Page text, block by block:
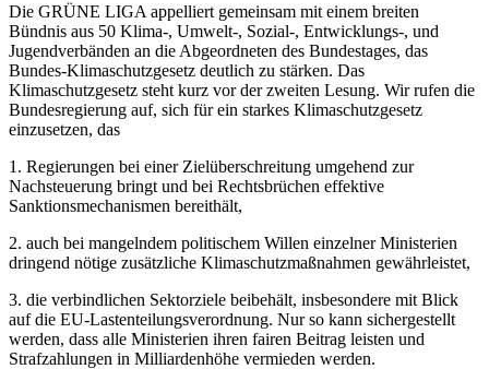
Die GRÜNE LIGA appelliert gemeinsam mit einem breiten
Bündnis aus 50 Klima-, Umwelt-, Sozial-, Entwicklungs-, und
Jugendverbänden an die Abgeordneten des Bundestages, das
Bundes-Klimaschutzgesetz deutlich zu stärken. Das
Klimaschutzgesetz steht kurz vor der zweiten Lesung. Wir rufen die
Bundesregierung auf, sich für ein starkes Klimaschutzgesetz
einzusetzen, das
1. Regierungen bei einer Zielüberschreitung umgehend zur
Nachsteuerung bringt und bei Rechtsbrüchen effektive
Sanktionsmechanismen bereithält,
2. auch bei mangelndem politischem Willen einzelner Ministerien
dringend nötige zusätzliche Klimaschutzmaßnahmen gewährleistet,
3. die verbindlichen Sektorziele beibehält, insbesondere mit Blick
auf die EU-Lastenteilungsverordnung. Nur so kann sichergestellt
werden, dass alle Ministerien ihren fairen Beitrag leisten und
Strafzahlungen in Milliardenhöhe vermieden werden.